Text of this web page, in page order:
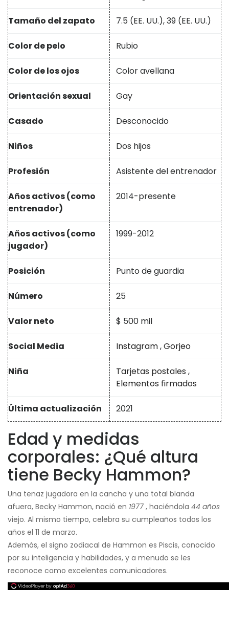
Tamaño del zapato 7.5 (EE. UU.), 39 (EE. UU.)
Color de pelo Rubio
Color de los ojos Color avellana
Orientación sexual Gay
Casado Desconocido
Niños Dos hijos
Profesión Asistente del entrenador
Años activos (como
entrenador)
2014-presente
Años activos (como
jugador)
1999-2012
Posición Punto de guardia
Número 25
Valor neto $ 500 mil
Social Media Instagram,Gorjeo
Niña Tarjetas postales ,
Elementos firmados
Última actualización 2021
Edad y medidas
corporales: ¿Qué altura
tiene Becky Hammon?
Una tenaz jugadora en la cancha y una total blanda
afuera, Becky Hammon, nació en 1977 , haciéndola 44 años
viejo. Al mismo tiempo, celebra su cumpleaños todos los
años el 11 de marzo.
Además, el signo zodiacal de Hammon es Piscis, conocido
por su inteligencia y habilidades, y a menudo se les
reconoce como excelentes comunicadores.